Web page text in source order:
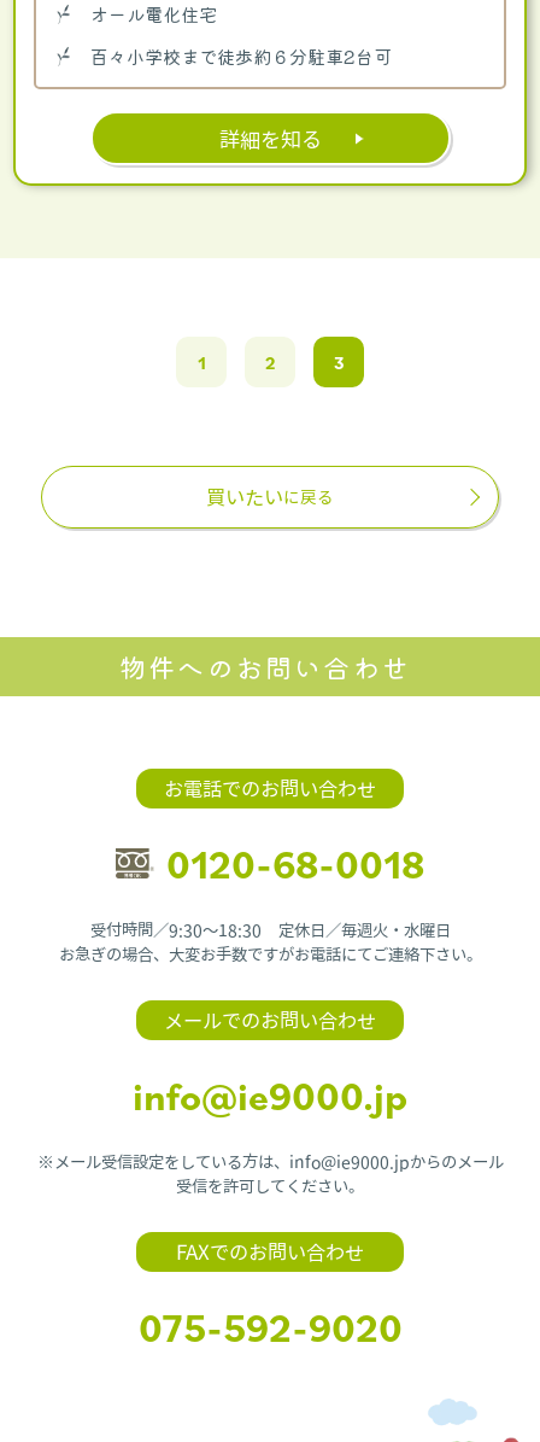
オール電化住宅
百々小学校まで徒歩約６分駐車2台可
詳細を知る
1 2 3
買いたいに戻る
物件へのお問い合わせ
お電話でのお問い合わせ
0120-68-0018
受付時間／9:30〜18:30 定休日／毎週火・水曜日
お急ぎの場合、大変お手数ですがお電話にてご連絡下さい。
メールでのお問い合わせ
info@ie9000.jp
※メール受信設定をしている方は、info@ie9000.jpからのメール
受信を許可してください。
FAXでのお問い合わせ
075-592-9020